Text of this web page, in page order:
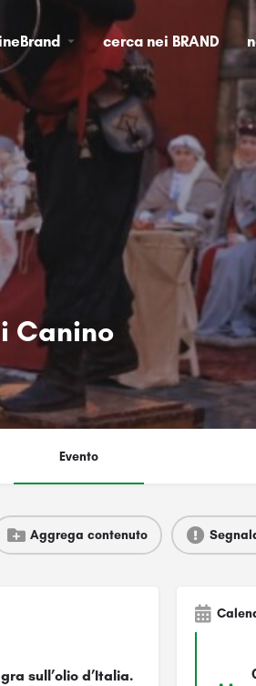
cerca nei BRAND
Canino
Evento
Aggrega contenuto
sull’olio d’Italia.